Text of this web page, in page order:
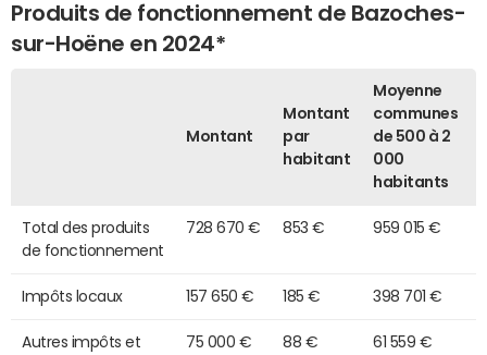
Produits de fonctionnement de Bazoches-
sur-Hoëne en 2024*
Montant
Montant
par
habitant
Moyenne
communes
de 500 à 2
000
habitants
Total des produits
de fonctionnement
728 670 € 853 € 959 015 €
Impôts locaux 157 650 € 185 € 398 701 €
Autres impôts et
75 000 € 88 € 61 559 €